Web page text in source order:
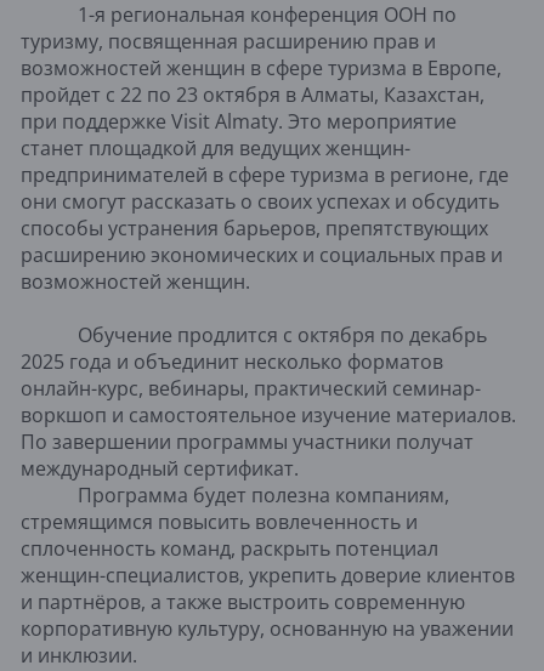
1-я региональная конференция ООН по
туризму, посвященная расширению прав и
возможностей женщин в сфере туризма в Европе,
пройдет с 22 по 23 октября в Алматы, Казахстан,
при поддержке Visit Almaty. Это мероприятие
станет площадкой для ведущих женщин-
предпринимателей в сфере туризма в регионе, где
они смогут рассказать о своих успехах и обсудить
способы устранения барьеров, препятствующих
расширению экономических и социальных прав и
возможностей женщин.
Обучение продлится с октября по декабрь
2025 года и объединит несколько форматов
онлайн-курс, вебинары, практический семинар-
воркшоп и самостоятельное изучение материалов.
По завершении программы участники получат
международный сертификат.
Программа будет полезна компаниям,
стремящимся повысить вовлеченность и
сплоченность команд, раскрыть потенциал
женщин-специалистов, укрепить доверие клиентов
и партнёров, а также выстроить современную
корпоративную культуру, основанную на уважении
и инклюзии.